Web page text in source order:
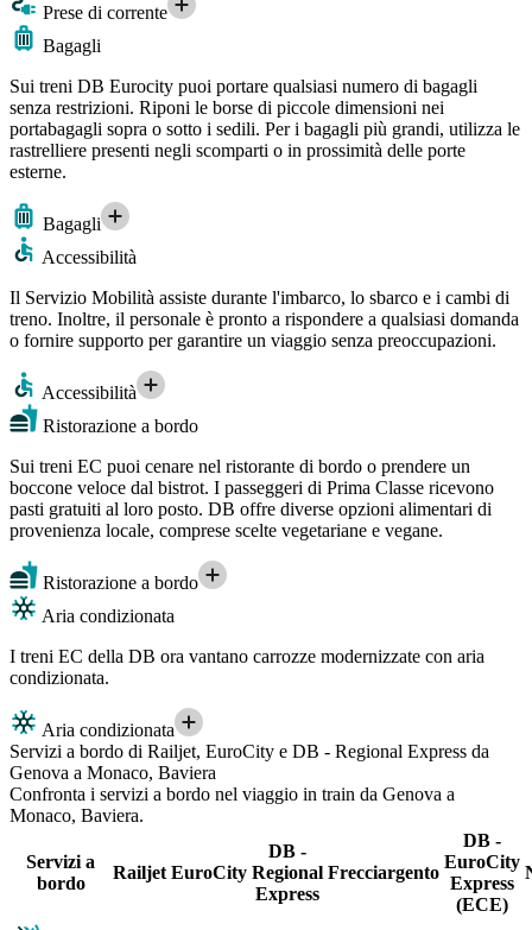
Prese di corrente
Bagagli
Sui treni DB Eurocity puoi portare qualsiasi numero di bagagli
senza restrizioni. Riponi le borse di piccole dimensioni nei
portabagagli sopra o sotto i sedili. Per i bagagli più grandi, utilizza le
rastrelliere presenti negli scomparti o in prossimità delle porte
esterne.
Bagagli
Accessibilità
Il Servizio Mobilità assiste durante l'imbarco, lo sbarco e i cambi di
treno. Inoltre, il personale è pronto a rispondere a qualsiasi domanda
o fornire supporto per garantire un viaggio senza preoccupazioni.
Accessibilità
Ristorazione a bordo
Sui treni EC puoi cenare nel ristorante di bordo o prendere un
boccone veloce dal bistrot. I passeggeri di Prima Classe ricevono
pasti gratuiti al loro posto. DB offre diverse opzioni alimentari di
provenienza locale, comprese scelte vegetariane e vegane.
Ristorazione a bordo
Aria condizionata
I treni EC della DB ora vantano carrozze modernizzate con aria
condizionata.
Aria condizionata
Servizi a bordo di Railjet, EuroCity e DB - Regional Express da
Genova a Monaco, Baviera
Confronta i servizi a bordo nel viaggio in train da Genova a
Monaco, Baviera.
Servizi a
bordo
Railjet EuroCity
DB -
Regional
Express
Frecciargento
DB -
EuroCity
Express
(ECE)